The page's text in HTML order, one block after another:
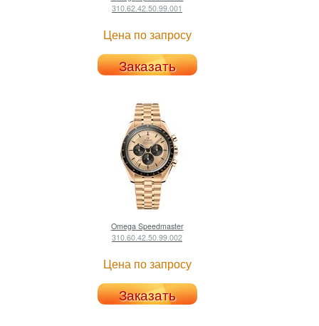
310.62.42.50.99.001
Цена по запросу
Заказать
OmegaSpeedmaster
310.60.42.50.99.002
Цена по запросу
Заказать